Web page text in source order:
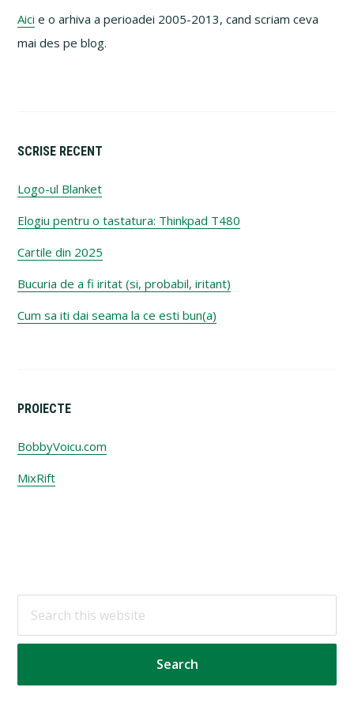
Aici e o arhiva a perioadei 2005-2013, cand scriam ceva
mai des pe blog.
SCRISE RECENT
Logo-ul Blanket
Elogiu pentru o tastatura: Thinkpad T480
Cartile din 2025
Bucuria de a fi iritat (si, probabil, iritant)
Cum sa iti dai seama la ce esti bun(a)
PROIECTE
BobbyVoicu.com
MixRift
Footer
this
website